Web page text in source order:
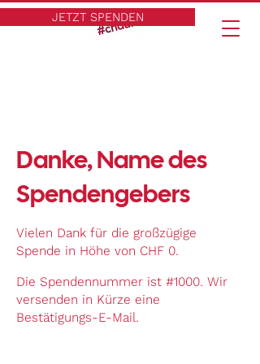
JETZT SPENDEN
Danke, Name des
Spendengebers
Vielen Dank für die großzügige
Spende in Höhe von CHF 0.
Die Spendennummer ist #1000. Wir
versenden in Kürze eine
Bestätigungs-E-Mail.